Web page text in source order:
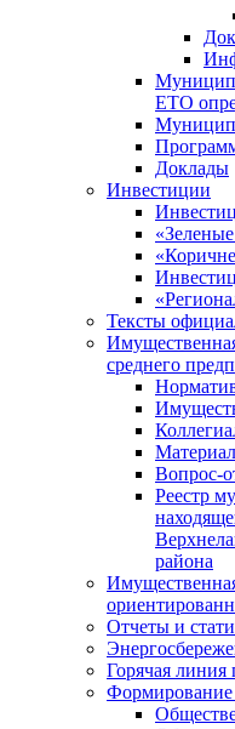
ЕТО
Доклады
Инвестиции
Тексты
среднего
Вопрос-
Реестр
района
Отчеты и
Горячая линия
Формирование